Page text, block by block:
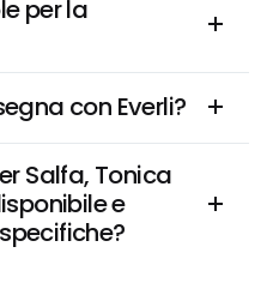
per la
con Everli?
Salfa, Tonica
e